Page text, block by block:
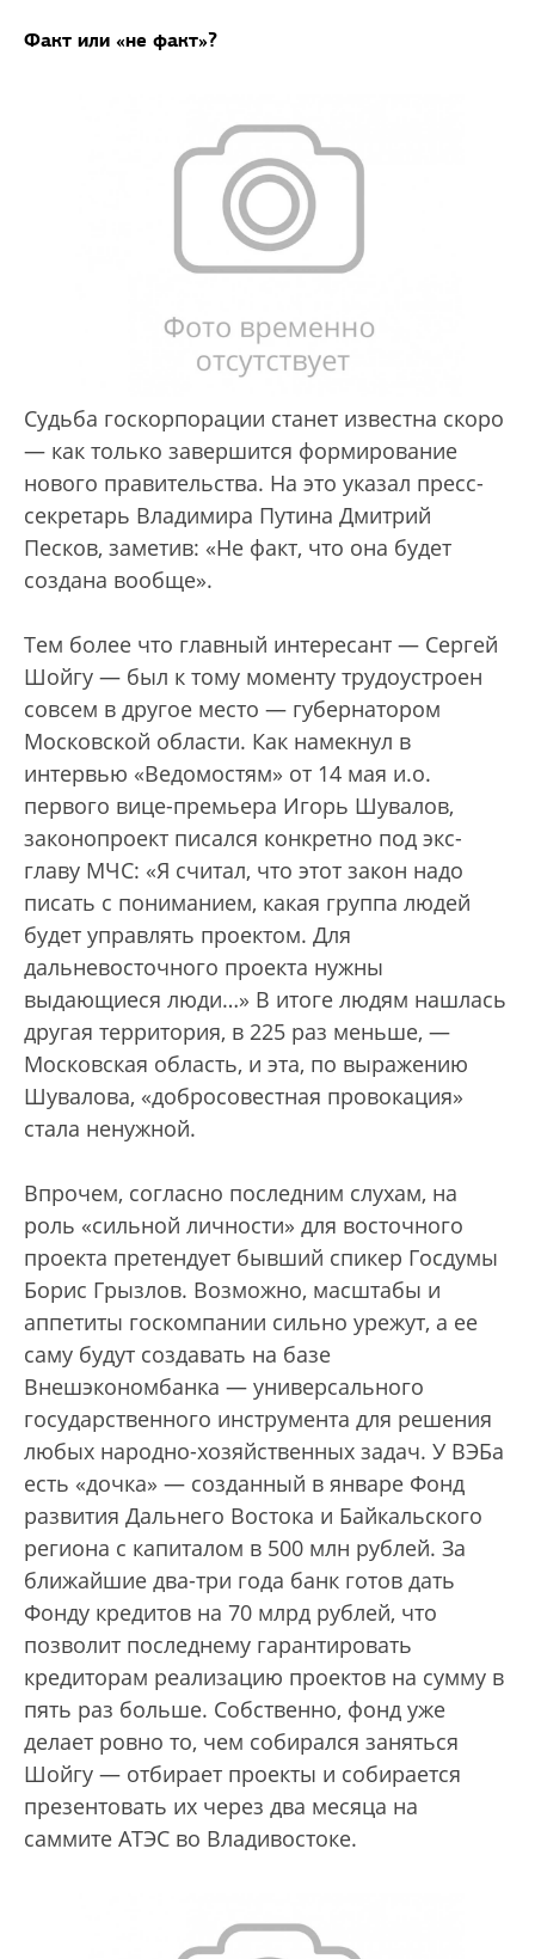
Факт или «не факт»?
Судьба госкорпорации станет известна скоро
— как только завершится формирование
нового правительства. На это указал пресс-
секретарь Владимира Путина Дмитрий
Песков, заметив: «Не факт, что она будет
создана вообще».
Тем более что главный интересант — Сергей
Шойгу — был к тому моменту трудоустроен
совсем в другое место — губернатором
Московской области. Как намекнул в
интервью «Ведомостям» от 14 мая и.о.
первого вице-премьера Игорь Шувалов,
законопроект писался конкретно под экс-
главу МЧС: «Я считал, что этот закон надо
писать с пониманием, какая группа людей
будет управлять проектом. Для
дальневосточного проекта нужны
выдающиеся люди…» В итоге людям нашлась
другая территория, в 225 раз меньше, —
Московская область, и эта, по выражению
Шувалова, «добросовестная провокация»
стала ненужной.
Впрочем, согласно последним слухам, на
роль «сильной личности» для восточного
проекта претендует бывший спикер Госдумы
Борис Грызлов. Возможно, масштабы и
аппетиты госкомпании сильно урежут, а ее
саму будут создавать на базе
Внешэкономбанка — универсального
государственного инструмента для решения
любых народно-хозяйственных задач. У ВЭБа
есть «дочка» — созданный в январе Фонд
развития Дальнего Востока и Байкальского
региона с капиталом в 500 млн рублей. За
ближайшие два-три года банк готов дать
Фонду кредитов на 70 млрд рублей, что
позволит последнему гарантировать
кредиторам реализацию проектов на сумму в
пять раз больше. Собственно, фонд уже
делает ровно то, чем собирался заняться
Шойгу — отбирает проекты и собирается
презентовать их через два месяца на
саммите АТЭС во Владивостоке.